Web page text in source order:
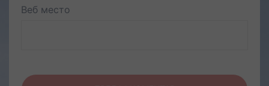
Веб место